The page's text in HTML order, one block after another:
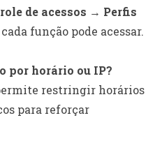
de acessos → Perfis
função pode acessar.
por horário ou IP?
restringir horários
para reforçar